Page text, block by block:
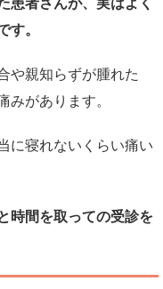
患者さんが、実はよく
す。
や親知らずが腫れた
みがあります。
に寝れないくらい痛い
時間を取っての受診を